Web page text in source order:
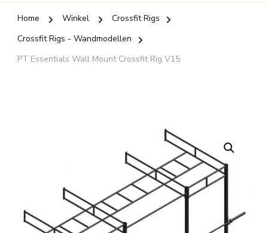
Home Winkel
Crossfit Rigs
Crossfit Rigs - Wandmodellen
PT Essentials Wall Mount Crossfit Rig V15